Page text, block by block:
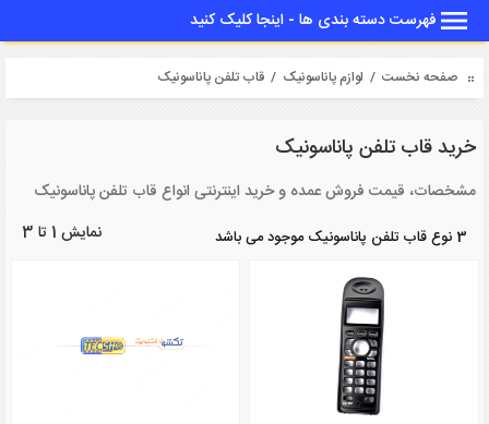
فهرست دسته بندی ها - اینجا کلیک کنید
صفحه نخست / لوازم پاناسونیک / قاب تلفن پاناسونیک
خرید قاب تلفن پاناسونیک
مشخصات، قیمت فروش عمده و خرید اینترنتی انواع قاب تلفن پاناسونیک
3 نوع قاب تلفن پاناسونیک موجود می باشد نمایش 1 تا 3